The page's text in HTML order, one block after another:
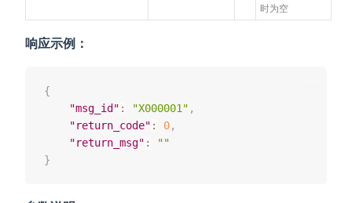
时为空
响应示例：
{
"msg_id" : "X000001" ,
"return_code" : 0,
"return_msg" :
""
}